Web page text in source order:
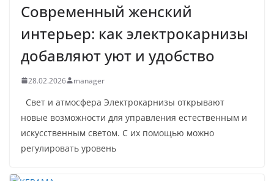
Современный женский
интерьер: как электрокарнизы
добавляют уют и удобство
28.02.2026 manager
Свет и атмосфера Электрокарнизы открывают
новые возможности для управления естественным и
искусственным светом. С их помощью можно
регулировать уровень